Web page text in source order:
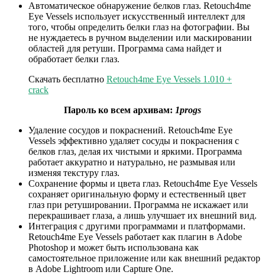
Автоматическое обнаружение белков глаз. Retouch4me
Eye Vessels использует искусственный интеллект для
того, чтобы определить белки глаз на фотографии. Вы
не нуждаетесь в ручном выделении или маскировании
областей для ретуши. Программа сама найдет и
обработает белки глаз.
Скачать бесплатно Retouch4me Eye Vessels 1.010 +
crack
Пароль ко всем архивам: 1progs
Удаление сосудов и покраснений. Retouch4me Eye
Vessels эффективно удаляет сосуды и покраснения с
белков глаз, делая их чистыми и яркими. Программа
работает аккуратно и натурально, не размывая или
изменяя текстуру глаз.
Сохранение формы и цвета глаз. Retouch4me Eye Vessels
сохраняет оригинальную форму и естественный цвет
глаз при ретушировании. Программа не искажает или
перекрашивает глаза, а лишь улучшает их внешний вид.
Интеграция с другими программами и платформами.
Retouch4me Eye Vessels работает как плагин в Adobe
Photoshop и может быть использована как
самостоятельное приложение или как внешний редактор
в Adobe Lightroom или Capture One.